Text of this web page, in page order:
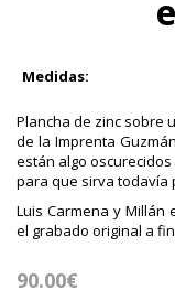
Medidas:
Plancha de zinc sobre
de la Imprenta
están algo
para que sirva todavía
Luis Carmena y Millán
el grabado original a
90.00€